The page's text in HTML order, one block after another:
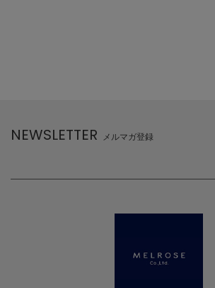
NEWSLETTER メルマガ登録